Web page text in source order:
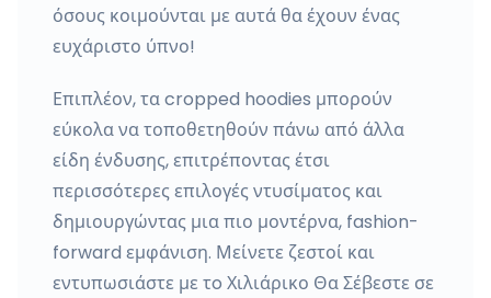
όσους κοιμούνται με αυτά θα έχουν ένας
ευχάριστο ύπνο!
Επιπλέον, τα cropped hoodies μπορούν
εύκολα να τοποθετηθούν πάνω από άλλα
είδη ένδυσης, επιτρέποντας έτσι
περισσότερες επιλογές ντυσίματος και
δημιουργώντας μια πιο μοντέρνα, fashion-
forward εμφάνιση. Μείνετε ζεστοί και
εντυπωσιάστε με τo Χιλιάρικο Θα Σέβεστε σε